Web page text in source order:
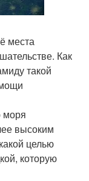
места
Как
такой
моря
высоким
целью
которую